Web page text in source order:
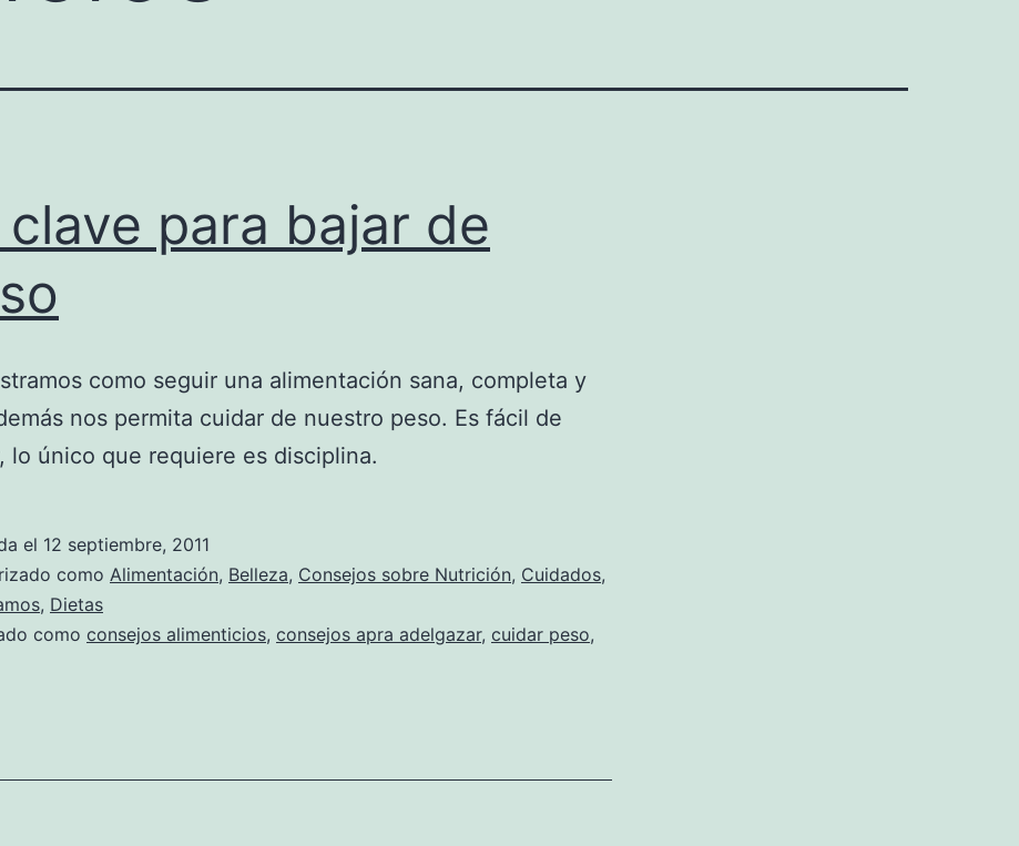
clave para bajar de
como seguir una alimentación sana, completa y
nos permita cuidar de nuestro peso. Es fácil de
lo único que requiere es disciplina.
el 12 septiembre, 2011
como Alimentación, Belleza, Consejos sobre Nutrición, Cuidados,
, Dietas
como consejos alimenticios, consejos apra adelgazar, cuidar peso,